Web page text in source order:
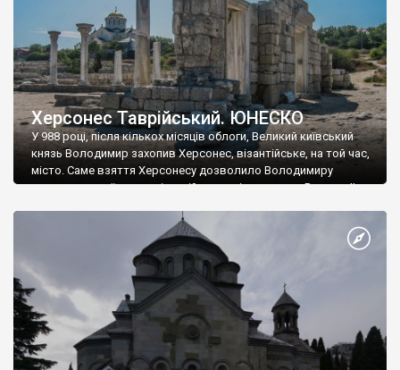
Херсонес Таврійський. ЮНЕСКО
У 988 році, після кількох місяців облоги, Великий київський
князь Володимир захопив Херсонес, візантійське, на той час,
місто. Саме взяття Херсонесу дозволило Володимиру
диктувати свої умови візантійському імператору Василю ІІ, та
Херсонесі Володимир-язичник, став Василем-християнином.
А потім було Хрещення Русі. На честь Херсонесу Таврійського